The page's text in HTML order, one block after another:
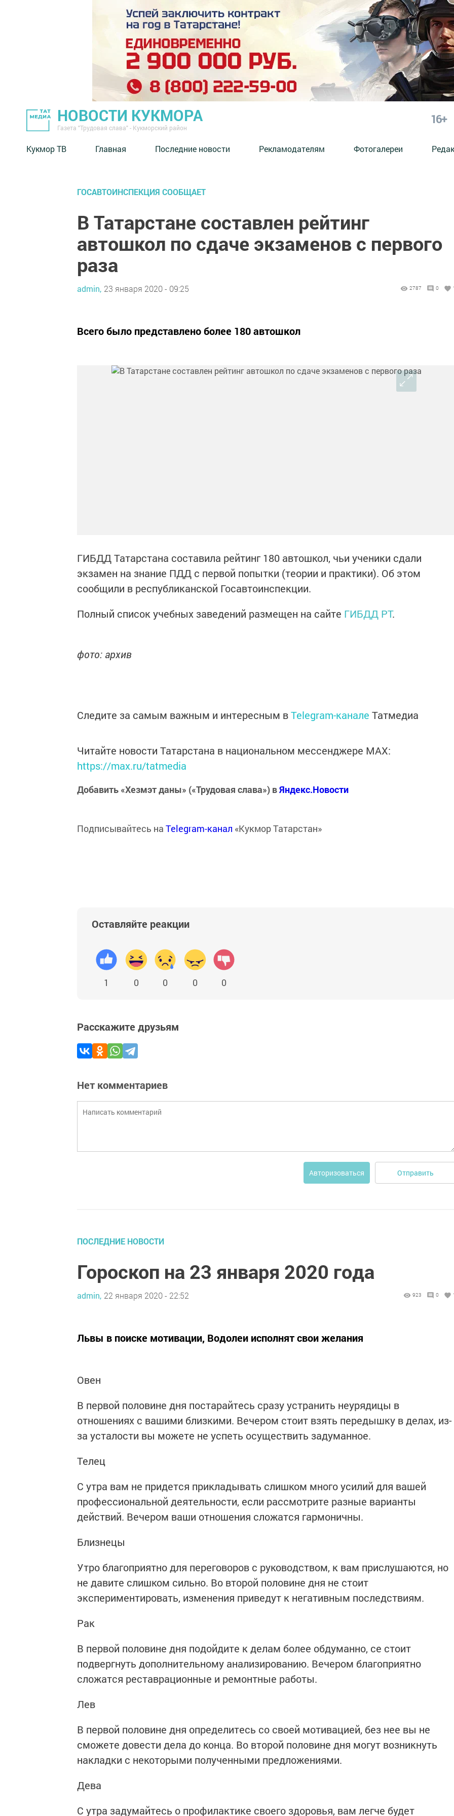
НОВОСТИ КУКМОРА
Газета "Трудовая слава" - Кукморский район
16+
Кукмор ТВ Главная Последние новости Рекламодателям Фотогалереи
ГОСАВТОИНСПЕКЦИЯ СООБЩАЕТ
В Татарстане составлен рейтинг
автошкол по сдаче экзаменов с первого
раза
admin, 23 января 2020 - 09:25 2787 0
Всего было представлено более 180 автошкол
ГИБДД Татарстана составила рейтинг 180 автошкол, чьи ученики сдали
экзамен на знание ПДД с первой попытки (теории и практики). Об этом
сообщили в республиканской Госавтоинспекции.
Полный список учебных заведений размещен на сайте ГИБДД РТ.
фото: архив
Следите за самым важным и интересным вTelegram-канале Татмедиа
Читайте новости Татарстана в национальном мессенджере MАХ:
https://max.ru/tatmedia
Добавить «Хезмэт даны» («Трудовая слава») вЯндекс.Новости
Подписывайтесь на Telegram-канал «Кукмор Татарстан»
Оставляйте реакции
1 0 0 0 0
Расскажите друзьям
Нет комментариев
Авторизоваться Отправить
ПОСЛЕДНИЕ НОВОСТИ
Гороскоп на 23 января 2020 года
admin, 22 января 2020 - 22:52 923 0
Львы в поиске мотивации, Водолеи исполнят свои желания
Овен
В первой половине дня постарайтесь сразу устранить неурядицы в
отношениях с вашими близкими. Вечером стоит взять передышку в делах, из-
за усталости вы можете не успеть осуществить задуманное.
Телец
С утра вам не придется прикладывать слишком много усилий для вашей
профессиональной деятельности, если рассмотрите разные варианты
действий. Вечером ваши отношения сложатся гармоничны.
Близнецы
Утро благоприятно для переговоров с руководством, к вам прислушаются, но
не давите слишком сильно. Во второй половине дня не стоит
экспериментировать, изменения приведут к негативным последствиям.
Рак
В первой половине дня подойдите к делам более обдуманно, се стоит
подвергнуть дополнительному анализированию. Вечером благоприятно
сложатся реставрационные и ремонтные работы.
Лев
В первой половине дня определитесь со своей мотивацией, без нее вы не
сможете довести дела до конца. Во второй половине дня могут возникнуть
накладки с некоторыми полученными предложениями.
Дева
С утра задумайтесь о профилактике своего здоровья, вам легче будет